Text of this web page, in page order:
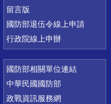
留言版
國防部退伍令線上申請
行政院線上申辦
國防部相關單位連結
中華民國國防部
政戰資訊服務網